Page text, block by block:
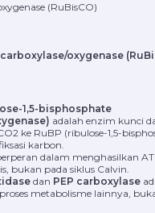
(RuBisCO)
oxygenase
1,5-bisphosphate
adalah enzim kunci
ke RuBP (ribulose-1,5-
karbon.
dalam menghasilkan
bukan pada siklus Calvin.
dan PEP carboxylase
metabolisme lainnya,